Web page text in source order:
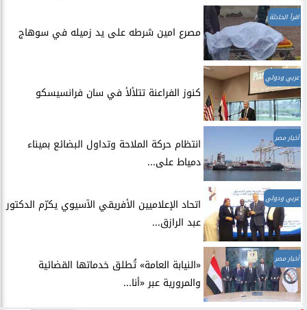
اقرأ الحادثة
مصرع امين شرطه على يد زميله في سوهاج
عربي ودولي
​كنوز الفراعنة تتلألأ في سان فرانسيسكو
أخبار مصر
انتظام حركة الملاحة وتداول البضائع بميناء
دمياط على...
عربي ودولي
اتحاد الإعلاميين الأفريقي الآسيوي يكرّم الدكتور
عبد الرازق...
أخبار مصر
​«النيابة العامة» تُطلق خدماتها القضائية
والمرورية عبر «أنا...